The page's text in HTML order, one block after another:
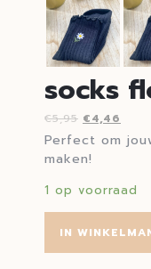
socks
€5,95 €4,46
Perfect om
maken!
1 op voorraad
IN